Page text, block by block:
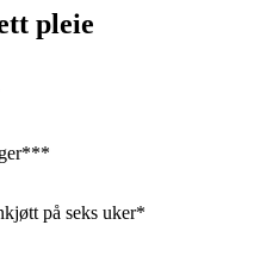
pleie
på seks uker*